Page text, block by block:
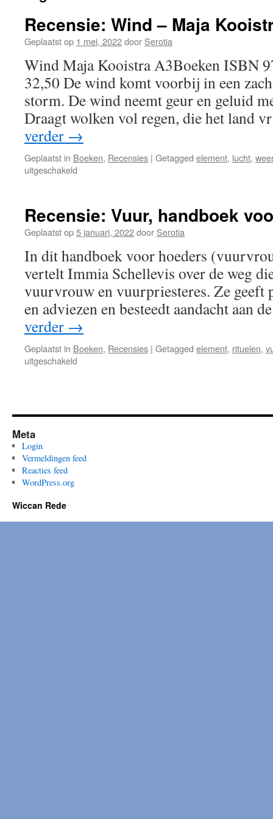
Recensie: Wind – Maja
Geplaatst op 1 mei, 2022door Serotia
Wind Maja Kooistra A3Boeken ISBN
32,50 De wind komt voorbij in een
storm. De wind neemt geur en geluid
Draagt wolken vol regen, die het land
verder →
Geplaatst in Boeken, Recensies | Getagged element, lucht,
uitgeschakeld
Maja
Kooistra
Recensie: Vuur, handboek
Geplaatst op5 januari, 2022door Serotia
In dit handboek voor hoeders
vertelt Immia Schellevis over de weg
vuurvrouw en vuurpriesteres. Ze geeft
en adviezen en besteedt aandacht aan
verder →
Geplaatst in Boeken, Recensies | Getagged element, rituelen,
uitgeschakeld
hoeders
Meta
Login
Vermeldingen feed
Reacties feed
WordPress.org
Wiccan Rede